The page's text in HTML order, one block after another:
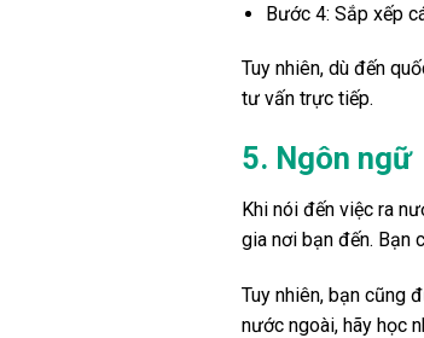
Bước 4: Sắp xếp
Tuy nhiên, dù đến
tư vấn trực tiếp.
5. Ngôn ngữ
Khi nói đến việc ra
gia nơi bạn đến. Bạn
Tuy nhiên, bạn cũng
nước ngoài, hãy học